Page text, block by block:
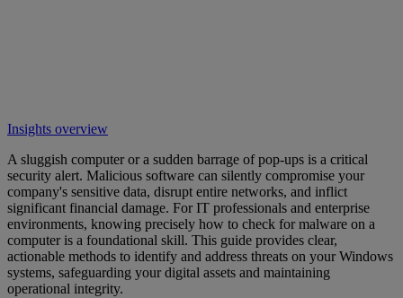
Insights overview
A sluggish computer or a sudden barrage of pop-ups is a critical
security alert. Malicious software can silently compromise your
company's sensitive data, disrupt entire networks, and inflict
significant financial damage. For IT professionals and enterprise
environments, knowing precisely how to check for malware on a
computer is a foundational skill. This guide provides clear,
actionable methods to identify and address threats on your Windows
systems, safeguarding your digital assets and maintaining
operational integrity.